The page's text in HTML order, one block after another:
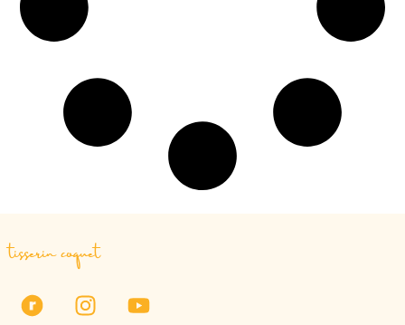
tisserin coquet